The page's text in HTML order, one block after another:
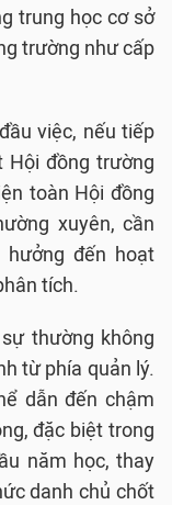
trung học cơ sở
trường như cấp
việc, nếu tiếp
Hội đồng trường
toàn Hội đồng
xuyên, cần
đến hoạt
tích.
thường không
từ phía quản lý.
dẫn đến chậm
đặc biệt trong
năm học, thay
danh chủ chốt